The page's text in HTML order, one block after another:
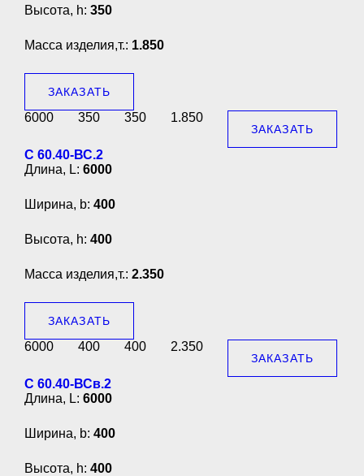
Высота, h: 350
Масса изделия,т.: 1.850
ЗАКАЗАТЬ
6000 350 350 1.850
ЗАКАЗАТЬ
С 60.40-ВС.2
Длина, L: 6000
Ширина, b: 400
Высота, h: 400
Масса изделия,т.: 2.350
ЗАКАЗАТЬ
6000 400 400 2.350
ЗАКАЗАТЬ
С 60.40-ВСв.2
Длина, L: 6000
Ширина, b: 400
Высота, h: 400